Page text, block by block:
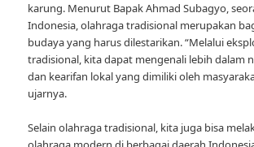
karung. Menurut Bapak Ahmad Subagyo,
Indonesia, olahraga tradisional merupakan
budaya yang harus dilestarikan. “Melalui
tradisional, kita dapat mengenali lebih dalam
dan kearifan lokal yang dimiliki oleh
ujarnya.
Selain olahraga tradisional, kita juga bisa